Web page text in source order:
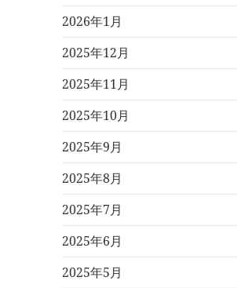
2026年1月
2025年12月
2025年11月
2025年10月
2025年9月
2025年8月
2025年7月
2025年6月
2025年5月